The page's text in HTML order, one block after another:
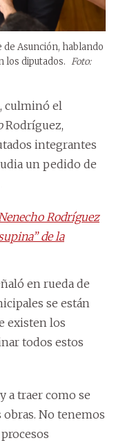
Asunción, hablando
los diputados. Foto:
culminó el
Rodríguez,
integrantes
un pedido de
Rodríguez
de la
en rueda de
se están
existen los
todos estos
a traer como se
obras. No tenemos